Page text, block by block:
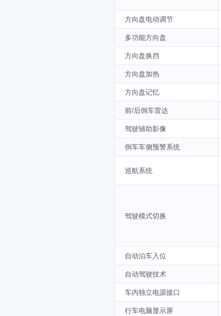
方向盘电动调节
多功能方向盘
方向盘换挡
方向盘加热
方向盘记忆
前/后倒车雷达
驾驶辅助影像
倒车车侧预警系统
巡航系统
驾驶模式切换
自动泊车入位
自动驾驶技术
车内独立电源接口
行车电脑显示屏